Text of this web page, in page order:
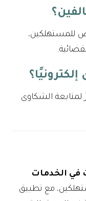
للمستهلكين،
الشكاوى
في الخدمات
مع تطبيق